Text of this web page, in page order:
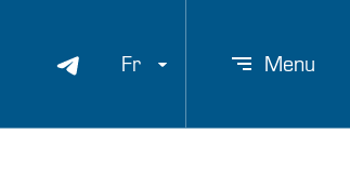
Fr Menu